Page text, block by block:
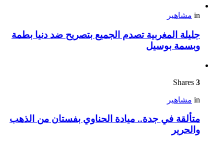
in مشاهير
جليلة المغربية تصدم الجميع بتصريح ضد دنيا بطمة
وبسمة بوسيل
3
in مشاهير
متألقة في جدة.. ميادة الحناوي بفستان من الذهب
والحرير